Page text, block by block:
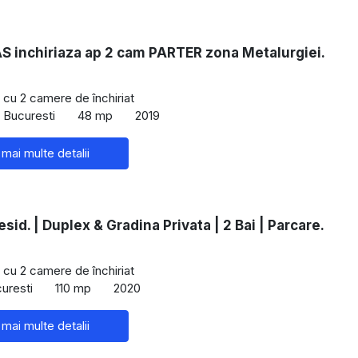
inchiriaza ap 2 cam PARTER zona Metalurgiei.
2 camere de închiriat
48 mp 2019
multe detalii
| Duplex & Gradina Privata | 2 Bai | Parcare.
2 camere de închiriat
110 mp 2020
multe detalii